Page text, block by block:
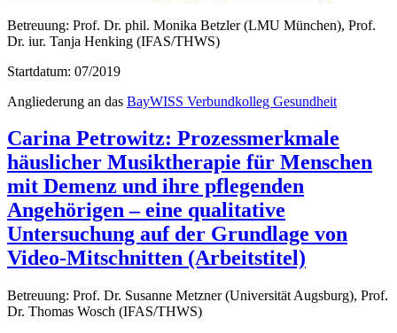
Betreuung: Prof. Dr. phil. Monika Betzler (LMU München), Prof.
Dr. iur. Tanja Henking (IFAS/THWS)
Startdatum: 07/2019
Angliederung an das BayWISS Verbundkolleg Gesundheit
Carina Petrowitz: Prozessmerkmale
häuslicher Musiktherapie für Menschen
mit Demenz und ihre pflegenden
Angehörigen – eine qualitative
Untersuchung auf der Grundlage von
Video-Mitschnitten (Arbeitstitel)
Betreuung: Prof. Dr. Susanne Metzner (Universität Augsburg), Prof.
Dr. Thomas Wosch (IFAS/THWS)